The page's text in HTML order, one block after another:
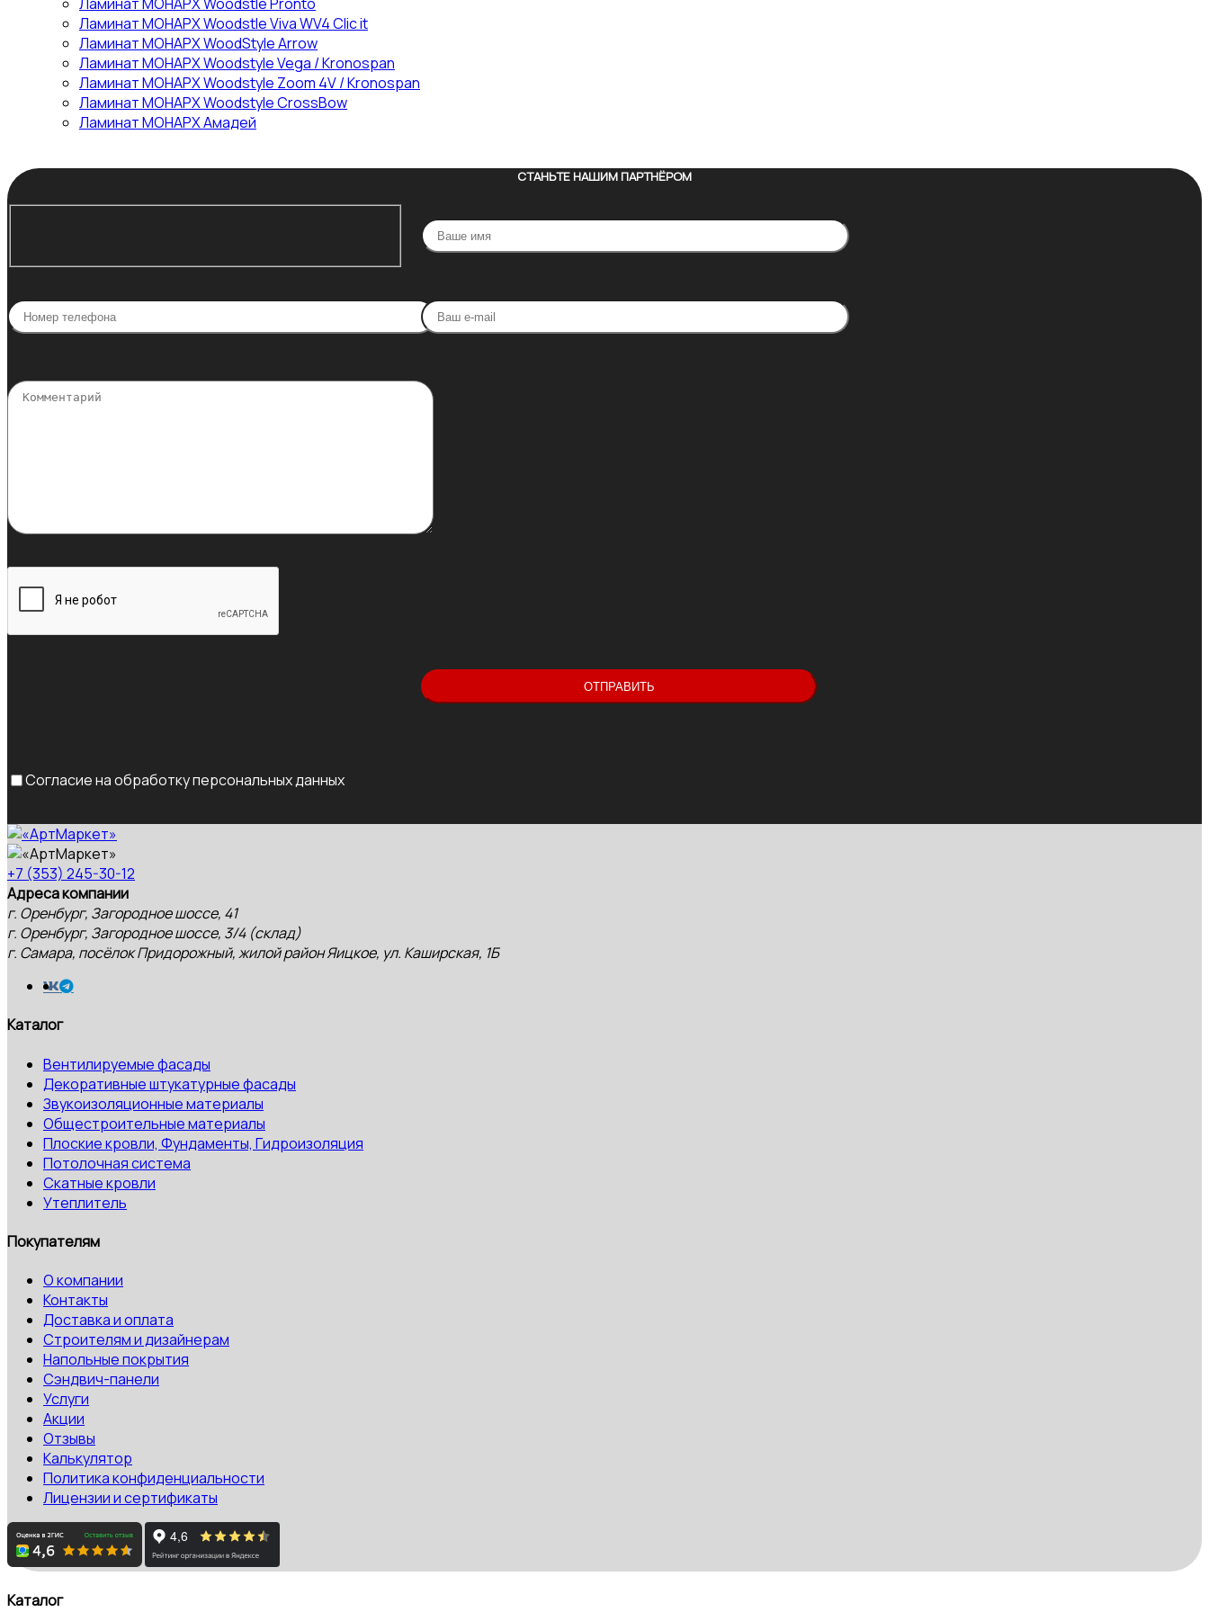
Ламинат МОНАРХ Woodstle Viva WV4 Clic it
Ламинат МОНАРХ WoodStyle Arrow
Ламинат МОНАРХ Woodstyle Vega / Kronospan
Ламинат МОНАРХ Woodstyle Zoom 4V / Kronospan
Ламинат МОНАРХ Woodstyle СrossBow
Ламинат МОНАРХ Амадей
СТАНЬТЕ НАШИМ ПАРТНЁРОМ
Согласие на обработку персональных данных
+7 (353) 245-30-12
Адреса компании
г. Оренбург, Загородное шоссе, 41
г. Оренбург, Загородное шоссе, 3/4 (склад)
г. Самара, посёлок Придорожный, жилой район Яицкое, ул. Каширская, 1Б
Каталог
Вентилируемые фасады
Декоративные штукатурные фасады
Звукоизоляционные материалы
Общестроительные материалы
Плоские кровли, Фундаменты, Гидроизоляция
Потолочная система
Скатные кровли
Утеплитель
Покупателям
О компании
Контакты
Доставка и оплата
Строителям и дизайнерам
Напольные покрытия
Сэндвич-панели
Услуги
Акции
Отзывы
Калькулятор
Политика конфиденциальности
Лицензии и сертификаты
Каталог